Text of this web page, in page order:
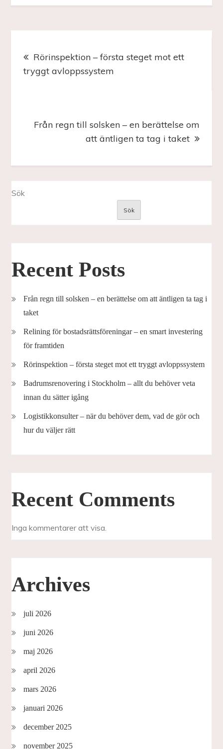
Inläggsnavigering
Rörinspektion – första steget mot ett
tryggt avloppssystem
Från regn till solsken – en berättelse om
att äntligen ta tag i taket
Sök
Sök
Recent Posts
Från regn till solsken – en berättelse om att äntligen ta tag i
taket
Relining för bostadsrättsföreningar – en smart investering
för framtiden
Rörinspektion – första steget mot ett tryggt avloppssystem
Badrumsrenovering i Stockholm – allt du behöver veta
innan du sätter igång
Logistikkonsulter – när du behöver dem, vad de gör och
hur du väljer rätt
Recent Comments
Inga kommentarer att visa.
Archives
juli 2026
juni 2026
maj 2026
april 2026
mars 2026
januari 2026
december 2025
november 2025